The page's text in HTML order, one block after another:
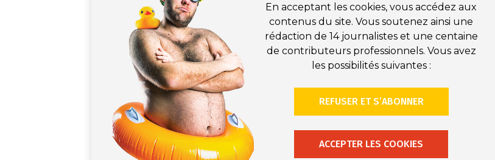
En acceptant les cookies, vous accédez aux
contenus du site. Vous soutenez ainsi une
rédaction de 14 journalistes et une centaine
de contributeurs professionnels. Vous avez
les possibilités suivantes :
REFUSER ET S’ABONNER
ACCEPTER LES COOKIES